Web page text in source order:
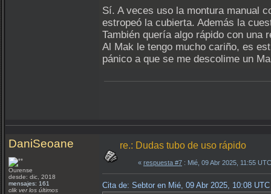
Sí. A veces uso la montura manual
estropeó la cubierta. Además la
También quería algo rápido con una
Al Mak le tengo mucho cariño, es
pánico a que se me descolime un
DaniSeoane
Ourense
desde: dic, 2018
mensajes: 161
clik ver los últimos
re.: Dudas tubo de uso rápido
« respuesta #7 : Mié, 09 Abr 2025, 11:55
Cita de: Sebtor en Mié, 09 Abr 2025, 10:08 UTC